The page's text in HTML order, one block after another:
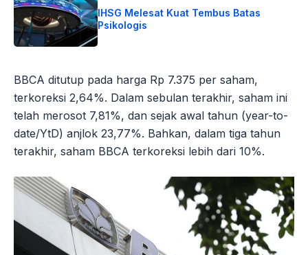
IHSG Melesat Kuat Tembus Batas
Psikologis
BBCA ditutup pada harga Rp 7.375 per saham,
terkoreksi 2,64%. Dalam sebulan terakhir, saham ini
telah merosot 7,81%, dan sejak awal tahun (year-to-
date/YtD) anjlok 23,77%. Bahkan, dalam tiga tahun
terakhir, saham BBCA terkoreksi lebih dari 10%.